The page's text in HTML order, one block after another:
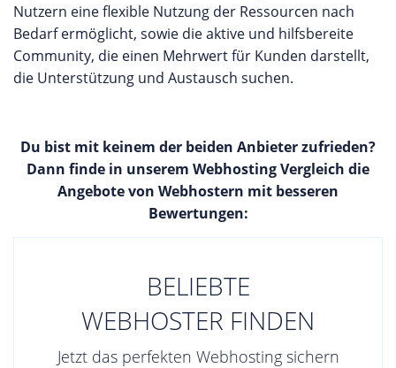
Nutzern eine flexible Nutzung der Ressourcen nach
Bedarf ermöglicht, sowie die aktive und hilfsbereite
Community, die einen Mehrwert für Kunden darstellt,
die Unterstützung und Austausch suchen.
Du bist mit keinem der beiden Anbieter zufrieden?
Dann finde in unserem Webhosting Vergleich die
Angebote von Webhostern mit besseren
Bewertungen:
BELIEBTE
WEBHOSTER FINDEN
Jetzt das perfekten Webhosting sichern